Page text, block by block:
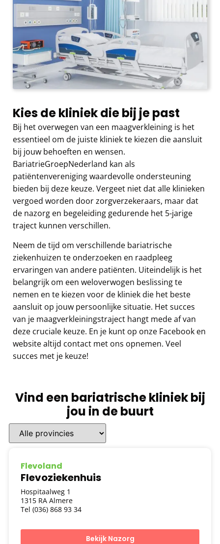
Kies de kliniek die bij je past
Bij het overwegen van een maagverkleining is het
essentieel om de juiste kliniek te kiezen die aansluit
bij jouw behoeften en wensen.
BariatrieGroepNederland kan als
patiëntenvereniging waardevolle ondersteuning
bieden bij deze keuze. Vergeet niet dat alle klinieken
vergoed worden door zorgverzekeraars, maar dat
de nazorg en begeleiding gedurende het 5-jarige
traject kunnen verschillen.
Neem de tijd om verschillende bariatrische
ziekenhuizen te onderzoeken en raadpleeg
ervaringen van andere patiënten. Uiteindelijk is het
belangrijk om een weloverwogen beslissing te
nemen en te kiezen voor de kliniek die het beste
aansluit op jouw persoonlijke situatie. Het succes
van je maagverkleiningstraject hangt mede af van
deze cruciale keuze. En je kunt op onze Facebook en
website altijd contact met ons opnemen. Veel
succes met je keuze!
Vind een bariatrische kliniek bij
jou in de buurt
Flevoland
Flevoziekenhuis
Hospitaalweg 1
1315 RA Almere
Tel (036) 868 93 34
Bekijk Nazorg